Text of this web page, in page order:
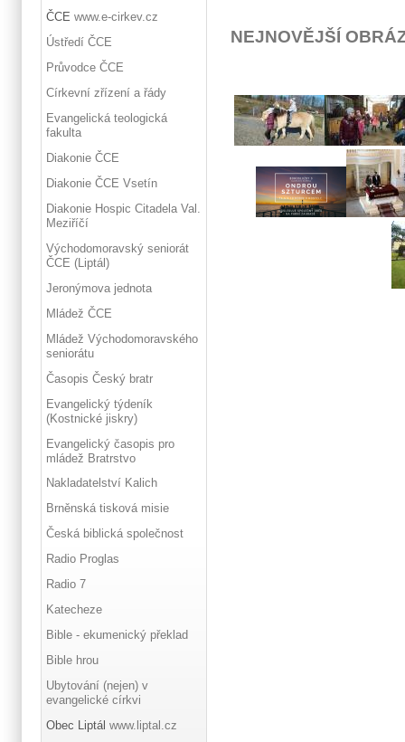
NEJNOVĚJŠÍ
ČCE www.e-cirkev.cz
Ústředí ČCE
Průvodce ČCE
Církevní zřízení a řády
Evangelická teologická
fakulta
Diakonie ČCE
Diakonie ČCE Vsetín
Diakonie Hospic Citadela Val.
Meziříčí
Východomoravský seniorát
ČCE (Liptál)
Jeronýmova jednota
Mládež ČCE
Mládež Východomoravského
seniorátu
Časopis Český bratr
Evangelický týdeník
(Kostnické jiskry)
Evangelický časopis pro
mládež Bratrstvo
Nakladatelství Kalich
Brněnská tisková misie
Česká biblická společnost
Radio Proglas
Radio 7
Katecheze
Bible - ekumenický překlad
Bible hrou
Ubytování (nejen) v
evangelické církvi
Obec Liptál www.liptal.cz